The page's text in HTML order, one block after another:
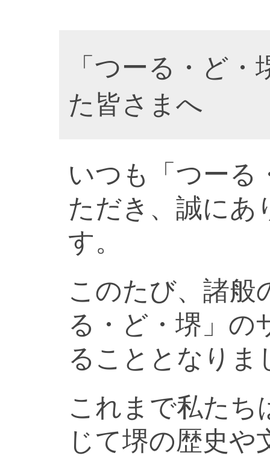
「つーる・ど
た皆さまへ
いつも「つーる
ただき、誠にあ
す。
このたび、諸般
る・ど・堺」の
ることとなりま
これまで私たち
じて堺の歴史や